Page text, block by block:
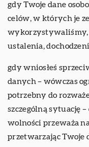
gdy Twoje dane
celów, w których je
wykorzystywaliśmy,
ustalenia,
gdy wniosłeś
danych – wówczas
potrzebny do
szczególną sytuację
wolności przeważa
przetwarzając Twoje